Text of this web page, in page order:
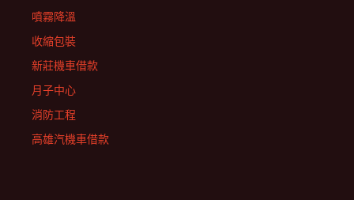
噴霧降溫
收縮包裝
新莊機車借款
月子中心
消防工程
高雄汽機車借款